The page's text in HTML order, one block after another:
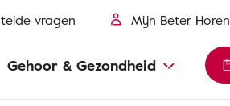
vragen Mijn Beter Horen
Gehoor & Gezondheid